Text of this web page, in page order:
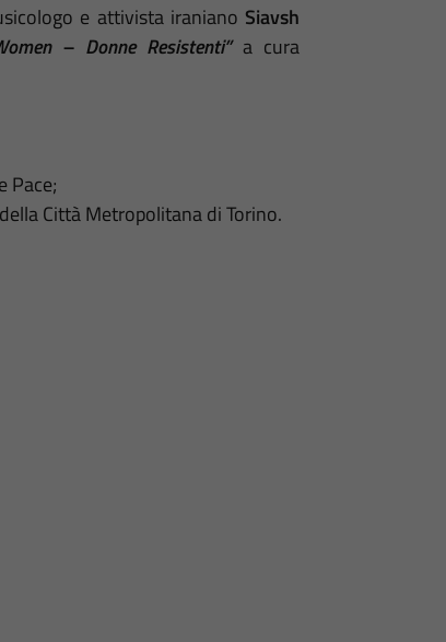
e attivista iraniano Siavsh
– Donne Resistenti”a cura
Pace;
Città Metropolitana di Torino.